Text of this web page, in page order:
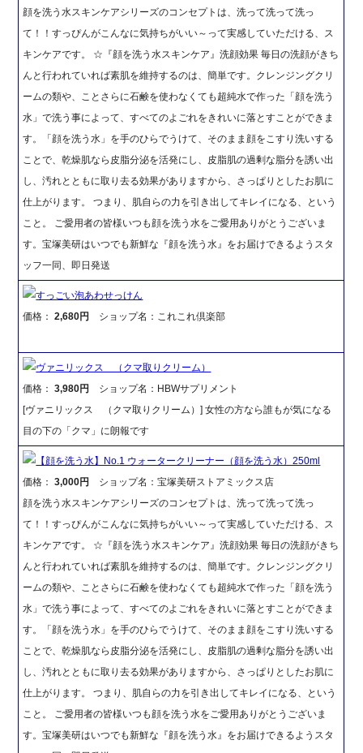
顔を洗う水スキンケアシリーズのコンセプトは、洗って洗って洗っ
て！！すっぴんがこんなに気持ちがいい～って実感していただける、ス
キンケアです。 ☆『顔を洗う水スキンケア』洗顔効果 毎日の洗顔がきち
んと行われていれば素肌を維持するのは、簡単です。クレンジングクリ
ームの類や、ことさらに石鹸を使わなくても超純水で作った「顔を洗う
水」で洗う事によって、すべてのよごれをきれいに落とすことができま
す。「顔を洗う水」を手のひらでうけて、そのまま顔をこすり洗いする
ことで、乾燥肌なら皮脂分泌を活発にし、皮脂肌の過剰な脂分を誘い出
し、汚れとともに取り去る効果がありますから、さっぱりとしたお肌に
仕上がります。 つまり、肌自らの力を引き出してキレイになる、という
こと。 ご愛用者の皆様いつも顔を洗う水をご愛用ありがとうございま
す。宝塚美研はいつでも新鮮な『顔を洗う水』をお届けできるようスタ
ッフ一同、即日発送
すっごい泡あわせっけん
価格：2,680円 ショップ名：これこれ倶楽部
ヴァニリックス （クマ取りクリーム）
価格：3,980円
ショップ名：HBWサプリメント
[ヴァニリックス （クマ取りクリーム）] 女性の方なら誰もが気になる
目の下の「クマ」に朗報です
【顔を洗う水】No.1 ウォータークリーナー（顔を洗う水）250ml
価格：3,000円
ショップ名：宝塚美研ストアミックス店
顔を洗う水スキンケアシリーズのコンセプトは、洗って洗って洗っ
て！！すっぴんがこんなに気持ちがいい～って実感していただける、ス
キンケアです。 ☆『顔を洗う水スキンケア』洗顔効果 毎日の洗顔がきち
んと行われていれば素肌を維持するのは、簡単です。クレンジングクリ
ームの類や、ことさらに石鹸を使わなくても超純水で作った「顔を洗う
水」で洗う事によって、すべてのよごれをきれいに落とすことができま
す。「顔を洗う水」を手のひらでうけて、そのまま顔をこすり洗いする
ことで、乾燥肌なら皮脂分泌を活発にし、皮脂肌の過剰な脂分を誘い出
し、汚れとともに取り去る効果がありますから、さっぱりとしたお肌に
仕上がります。 つまり、肌自らの力を引き出してキレイになる、という
こと。 ご愛用者の皆様いつも顔を洗う水をご愛用ありがとうございま
す。宝塚美研はいつでも新鮮な『顔を洗う水』をお届けできるようスタ